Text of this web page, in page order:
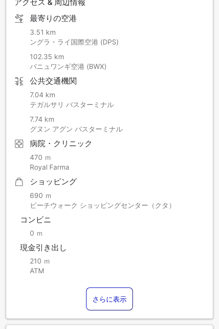
アクセス & 周辺情報
最寄りの空港
3.51 km
ングラ・ライ国際空港 (DPS)
102.35 km
バニュワンギ空港 (BWX)
公共交通機関
7.04 km
テガルサリ バスターミナル
7.74 km
グヌン アグン バスターミナル
病院・クリニック
470 ｍ
Royal Farma
ショッピング
690 ｍ
ビーチウォーク ショッピングセンター（クタ）
コンビニ
0 ｍ
現金引き出し
210 ｍ
ATM
さらに表示